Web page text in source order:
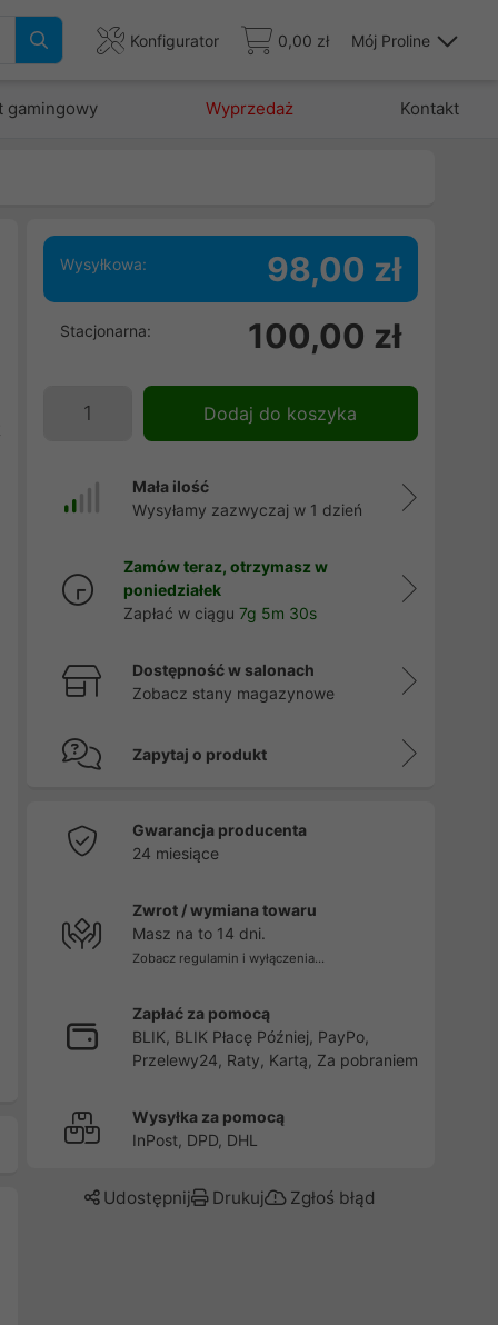
Konfigurator 0,00 zł Mój Proline
gamingowy Wyprzedaż Kontakt
Wysyłkowa: 98,00 zł
Stacjonarna: 100,00 zł
Dodaj do koszyka
Mała ilość
Wysyłamy zazwyczaj w 1 dzień
Zamów teraz, otrzymasz w
poniedziałek
Zapłać w ciągu7g 5m 29s
Dostępność w salonach
Zobacz stany magazynowe
Zapytaj o produkt
Gwarancja producenta
24 miesiące
Zwrot / wymiana towaru
Masz na to 14 dni.
Zobacz regulamin i wyłączenia...
Zapłać za pomocą
BLIK, BLIK Płacę Później, PayPo,
Przelewy24, Raty, Kartą, Za pobraniem
Wysyłka za pomocą
InPost, DPD, DHL
Udostępnij Drukuj Zgłoś błąd